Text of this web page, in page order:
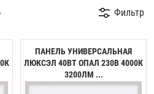
Фильтр
ПАНЕЛЬ УНИВЕРСАЛЬНАЯ
ЛЮКСЭЛ 40ВТ ОПАЛ 230В 4000К
3200ЛМ ...